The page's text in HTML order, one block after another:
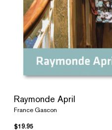
Raymonde April
France Gascon
$19.95